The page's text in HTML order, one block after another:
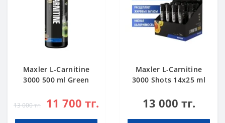
Maxler L-Carnitine
3000 500 ml Green
13 000 тг. 11 700 тг.
Maxler L-Carnitine
3000 Shots 14x25 ml
13 000 тг.